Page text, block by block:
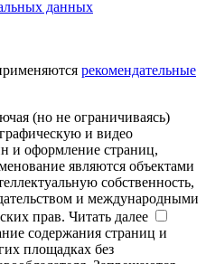
данных
рекомендательные
(но не ограничиваясь)
и видео
и оформление страниц,
являются объектами
собственность,
и международными
прав. Читать далее
содержания страниц и
площадках без